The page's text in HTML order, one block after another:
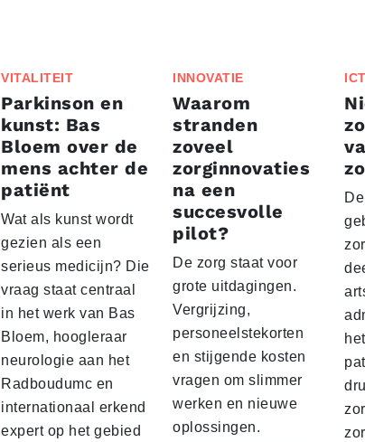
VITALITEIT
Parkinson en
kunst: Bas
Bloem over de
mens achter de
patiënt
Wat als kunst wordt
gezien als een
serieus medicijn? Die
vraag staat centraal
in het werk van Bas
Bloem, hoogleraar
neurologie aan het
Radboudumc en
internationaal erkend
expert op het gebied
INNOVATIE
Waarom
stranden
zoveel
zorginnovaties
na een
succesvolle
pilot?
De zorg staat voor
grote uitdagingen.
Vergrijzing,
personeelstekorten
en stijgende kosten
vragen om slimmer
werken en nieuwe
oplossingen.
ICT